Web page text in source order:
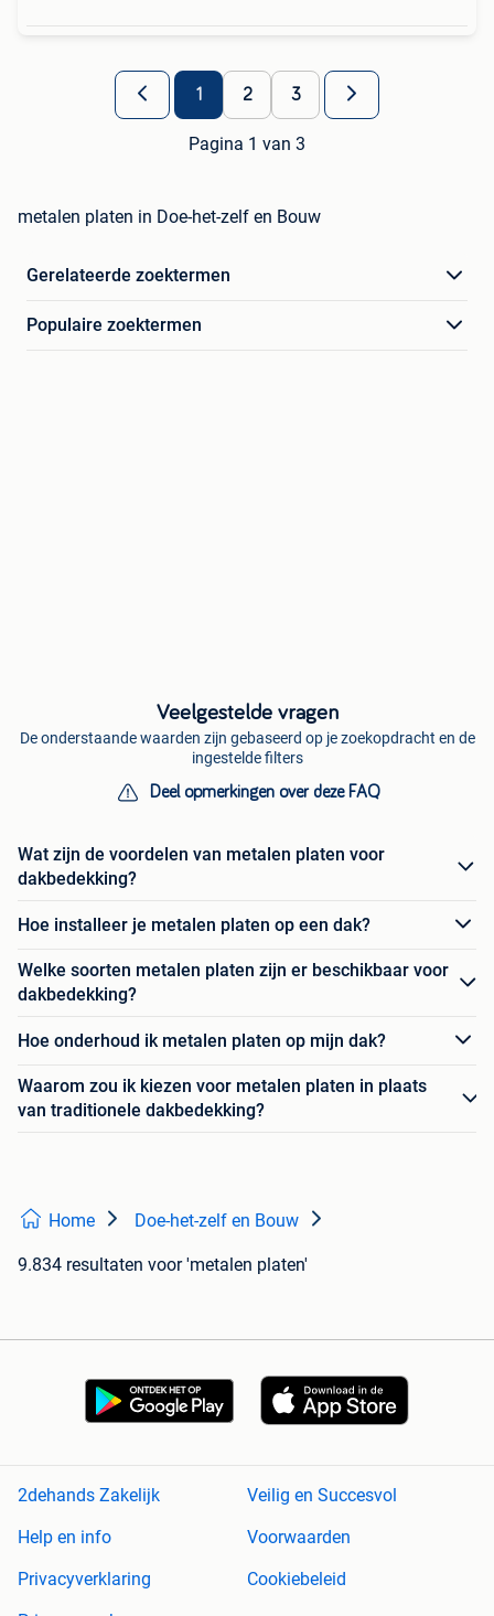
1 2 3
Pagina 1 van 3
metalen platen in Doe-het-zelf en Bouw
Gerelateerde zoektermen
Populaire zoektermen
Veelgestelde vragen
De onderstaande waarden zijn gebaseerd op je zoekopdracht en de
ingestelde filters
Deel opmerkingen over deze FAQ
Wat zijn de voordelen van metalen platen voor
dakbedekking?
Hoe installeer je metalen platen op een dak?
Welke soorten metalen platen zijn er beschikbaar voor
dakbedekking?
Hoe onderhoud ik metalen platen op mijn dak?
Waarom zou ik kiezen voor metalen platen in plaats
van traditionele dakbedekking?
Home Doe-het-zelf en Bouw
9.834 resultaten voor 'metalen platen'
2dehands Zakelijk
Veilig en Succesvol
Help en info
Voorwaarden
Privacyverklaring
Cookiebeleid